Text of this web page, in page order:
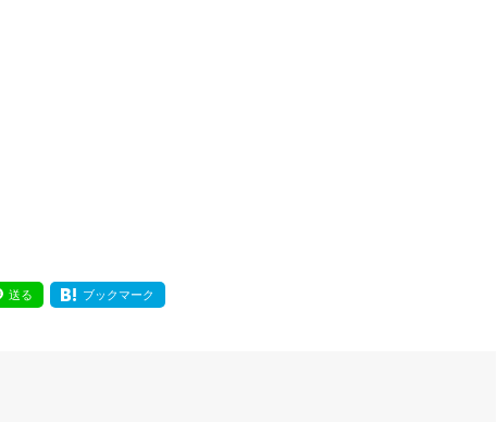
送る ブックマーク